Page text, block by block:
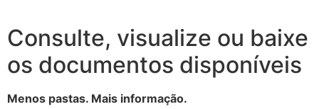
Consulte, visualize ou baixe
os documentos disponíveis
Menos pastas. Mais informação.